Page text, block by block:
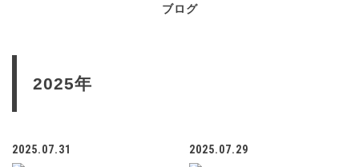
ブログ
2025年
2025.07.31 2025.07.29